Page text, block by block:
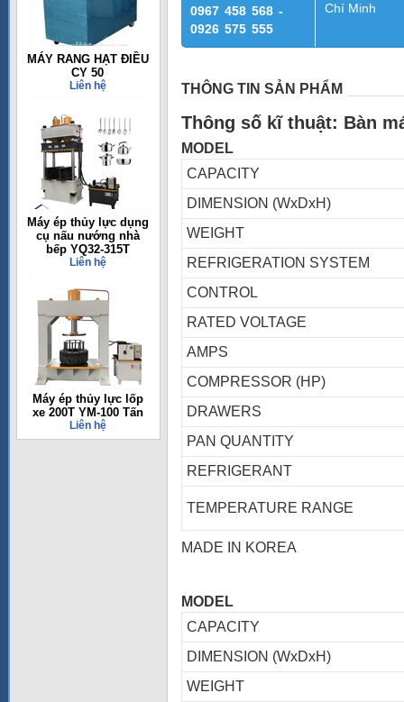
MÁY RANG HẠT ĐIỀU
CY 50
Liên hệ
Máy ép thủy lực dụng
cụ nấu nướng nhà
bếp YQ32-315T
Liên hệ
Máy ép thủy lực lốp
xe 200T YM-100 Tấn
Liên hệ
0967 458 568 -
0926 575 555
Chí Minh
THÔNG TIN SẢN PHẨM
Thông số kĩ thuật: Bàn
MODEL
CAPACITY
DIMENSION (WxDxH)
WEIGHT
REFRIGERATION SYSTEM
CONTROL
RATED VOLTAGE
AMPS
COMPRESSOR (HP)
DRAWERS
PAN QUANTITY
REFRIGERANT
TEMPERATURE RANGE
MADE IN KOREA
MODEL
CAPACITY
DIMENSION (WxDxH)
WEIGHT